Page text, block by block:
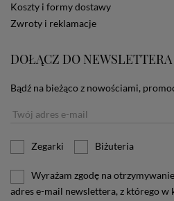
Koszty i formy dostawy
Zwroty i reklamacje
DOŁĄCZ DO NEWSLETTERA
Bądź na bieżąco z nowościami,
Zegarki Biżuteria
Wyrażam zgodę na
adres e-mail newslettera, z którego w